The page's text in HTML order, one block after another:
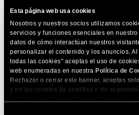
Esta página web usa cookies
Nosotros y nuestros socios utilizamos
servicios y funciones esenciales en
datos de cómo interactúan nuestros
personalizar el contenido y los anuncios.
todas las cookies" aceptas el uso de
web enumeradas en nuestra Política de
Rechazar o cerrar este banner, aceptas
y no las cookies de analítica o de
COMPARTE ESTE